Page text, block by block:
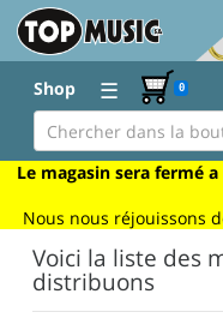
Shop ☰ 0
Le magasin sera fermé
Nous nous réjouissons
Voici la liste des
distribuons